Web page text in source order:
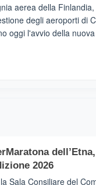
aerea della Finlandia,
degli aeroporti di
oggi l'avvio della
dell’Etna,
2026
Sala Consiliare del